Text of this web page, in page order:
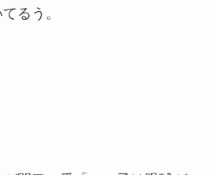
るう。